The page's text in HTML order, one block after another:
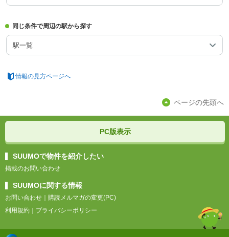
同じ条件で周辺の駅から探す
駅一覧
情報の見方ページへ
ページの先頭へ
PC版表示
SUUMOで物件を紹介したい
掲載のお問い合わせ
SUUMOに関する情報
お問い合わせ
購読メルマガの変更(PC)
利用規約
プライバシーポリシー